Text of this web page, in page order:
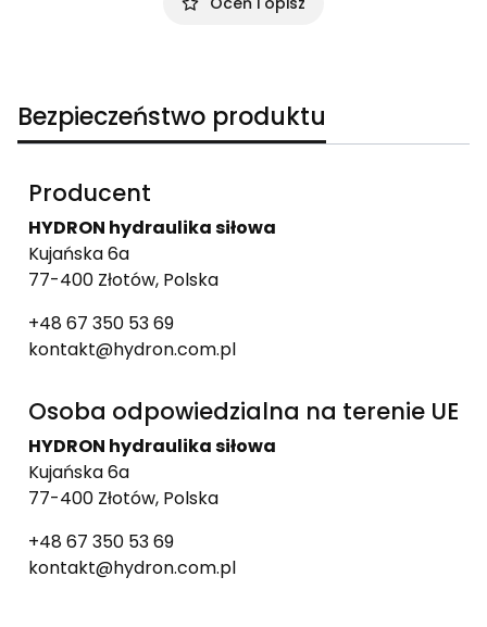
Bezpieczeństwo produktu
Producent
HYDRON hydraulika siłowa
Kujańska 6a
77-400 Złotów, Polska
+48 67 350 53 69
kontakt@hydron.com.pl
Osoba odpowiedzialna na terenie UE
HYDRON hydraulika siłowa
Kujańska 6a
77-400 Złotów, Polska
+48 67 350 53 69
kontakt@hydron.com.pl